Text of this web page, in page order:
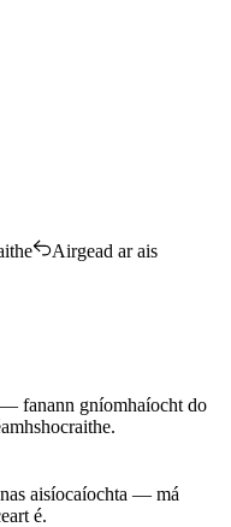
Airgead ar ais
fanann gníomhaíocht do
aisíocaíochta — má
é.